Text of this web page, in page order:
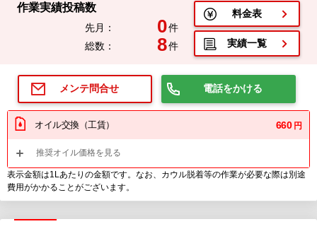
作業実績投稿数
先月： 0件
総数：
8件
料金表
実績一覧
メンテ問合せ 電話をかける
オイル交換（工賃） 660 円
推奨オイル価格を見る
表示金額は1Lあたりの金額です。なお、カウル脱着等の作業が必要な際は別途
費用がかかることがございます。